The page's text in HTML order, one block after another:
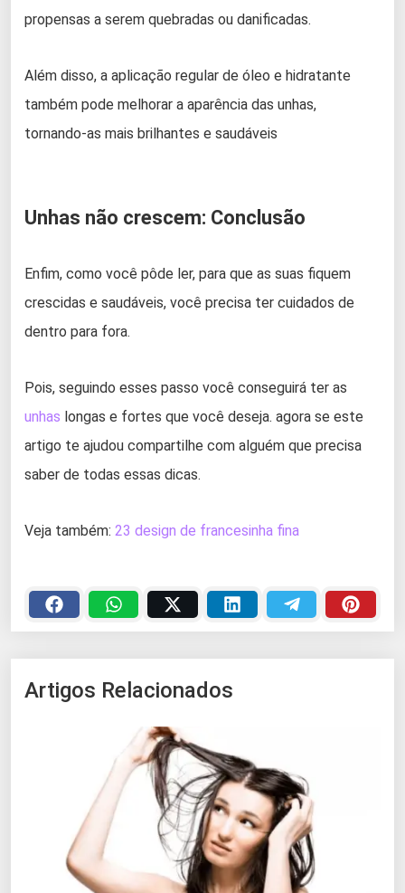
propensas a serem quebradas ou danificadas.
Além disso, a aplicação regular de óleo e hidratante
também pode melhorar a aparência das unhas,
tornando-as mais brilhantes e saudáveis
Unhas não crescem: Conclusão
Enfim, como você pôde ler, para que as suas fiquem
crescidas e saudáveis, você precisa ter cuidados de
dentro para fora.
Pois, seguindo esses passo você conseguirá ter as
unhas longas e fortes que você deseja. agora se este
artigo te ajudou compartilhe com alguém que precisa
saber de todas essas dicas.
Veja também: 23 design de francesinha fina
Artigos Relacionados